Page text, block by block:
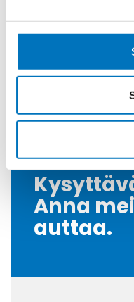
Kiristysmomentti [Nm]
Vedonpoisto-osa
Anna
auttaa.